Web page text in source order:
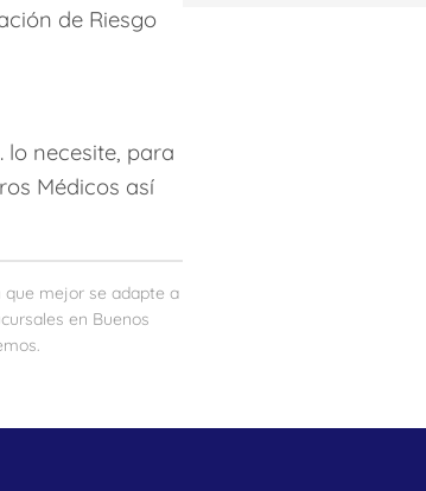
de Riesgo
lo necesite, para
Médicos así
que mejor se adapte a
en Buenos